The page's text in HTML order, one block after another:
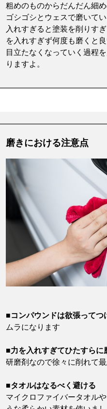
粗めのものからだんだん細
ゴシゴシとウェスで磨いて
入れすぎると塗装を削りす
を入れすぎず何度も磨くと
目立たなくなっていく過程
りますよ。
磨きにおける注意点
■コンパウンドは欲張ってつ
ムラになります
■力を入れすぎてひたすらに
研磨剤なので徐々に削れて
■タオルはなるべく避ける
マイクロファイバータオル